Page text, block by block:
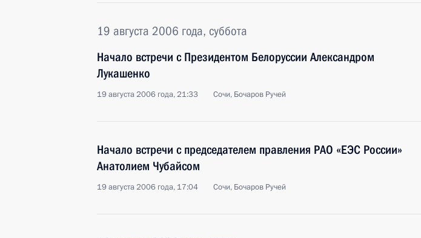
19 августа 2006 года, суббота
Начало встречи с Президентом Белоруссии Александром
Лукашенко
19 августа 2006 года, 21:33 Сочи, Бочаров Ручей
Начало встречи с председателем правления РАО «ЕЭС России»
Анатолием Чубайсом
19 августа 2006 года, 17:04 Сочи, Бочаров Ручей